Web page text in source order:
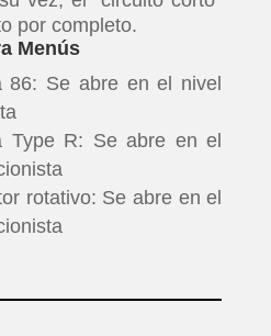
por completo.
Menús
86: Se abre en el nivel
Type R: Se abre en el
rotativo: Se abre en el